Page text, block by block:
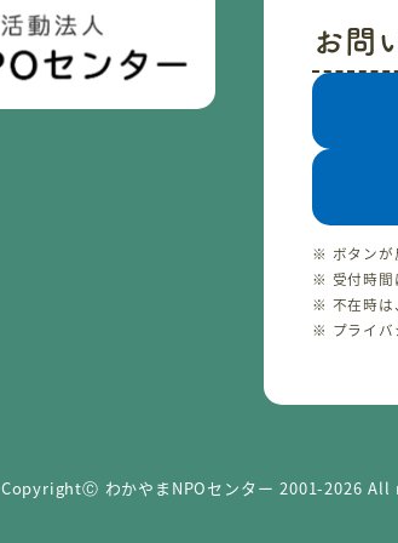
お問
※ ボタンが
※ 受付時間
※ 不在時は
※ プライバ
CopyrightⒸ わかやまNPOセンター 2001-2026